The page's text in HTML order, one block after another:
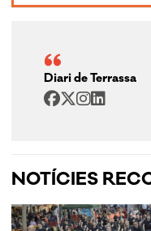
Diari de Terrassa
NOTÍCIES